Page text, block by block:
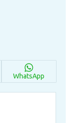
WhatsApp